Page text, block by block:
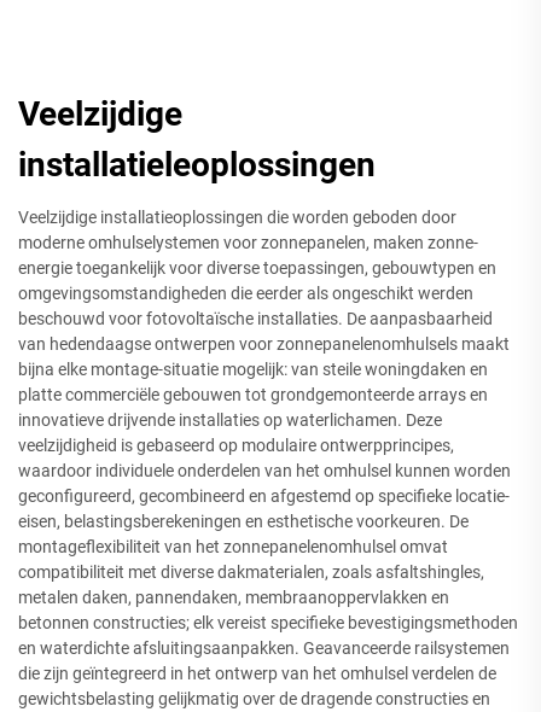
Veelzijdige
installatieleoplossingen
Veelzijdige installatieoplossingen die worden geboden door
moderne omhulselystemen voor zonnepanelen, maken zonne-
energie toegankelijk voor diverse toepassingen, gebouwtypen en
omgevingsomstandigheden die eerder als ongeschikt werden
beschouwd voor fotovoltaïsche installaties. De aanpasbaarheid
van hedendaagse ontwerpen voor zonnepanelenomhulsels maakt
bijna elke montage-situatie mogelijk: van steile woningdaken en
platte commerciële gebouwen tot grondgemonteerde arrays en
innovatieve drijvende installaties op waterlichamen. Deze
veelzijdigheid is gebaseerd op modulaire ontwerpprincipes,
waardoor individuele onderdelen van het omhulsel kunnen worden
geconfigureerd, gecombineerd en afgestemd op specifieke locatie-
eisen, belastingsberekeningen en esthetische voorkeuren. De
montageflexibiliteit van het zonnepanelenomhulsel omvat
compatibiliteit met diverse dakmaterialen, zoals asfaltshingles,
metalen daken, pannendaken, membraanoppervlakken en
betonnen constructies; elk vereist specifieke bevestigingsmethoden
en waterdichte afsluitingsaanpakken. Geavanceerde railsystemen
die zijn geïntegreerd in het ontwerp van het omhulsel verdelen de
gewichtsbelasting gelijkmatig over de dragende constructies en